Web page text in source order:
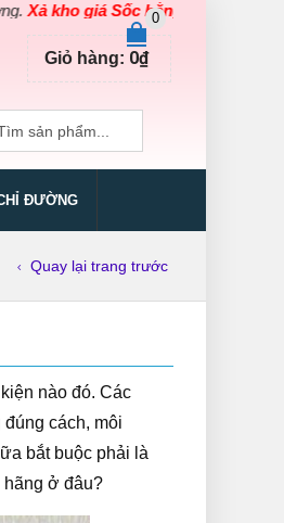
giá Sốc bằng giá Gốc
0
Giỏ hàng: 0₫
ĐƯỜNG
Quay lại trang trước
nào đó. Các
cách, môi
bắt buộc phải là
hãng ở đâu?